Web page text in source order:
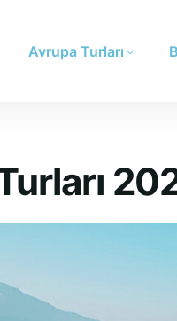
Avrupa Turları